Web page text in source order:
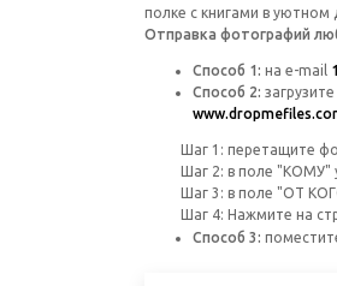
полке с книгами в
Отправка фотографий
Способ 1: на e-mail
Способ 2:
Шаг 1: перетащите
Шаг 2: в поле "КОМУ"
Шаг 3: в поле "ОТ КОГО"
Шаг 4: Нажмите на
Способ 3: